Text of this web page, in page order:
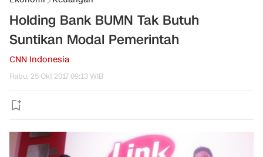
Holding Bank BUMN Tak Butuh
Suntikan Modal Pemerintah
CNN Indonesia
Rabu, 25 Okt 2017 09:13 WIB